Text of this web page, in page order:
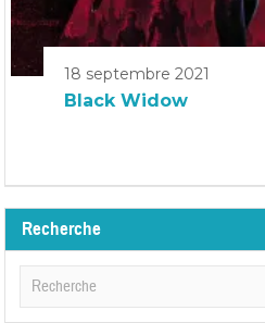
18 septembre 2021
Black Widow
Recherche